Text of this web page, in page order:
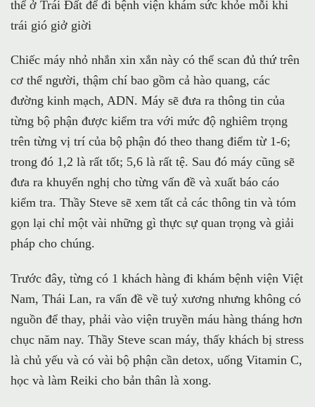
thể ở Trái Đất để đi bệnh viện khám sức khỏe mỗi khi
trái gió giở giời
Chiếc máy nhỏ nhắn xin xắn này có thể scan đủ thứ trên
cơ thể người, thậm chí bao gồm cả hào quang, các
đường kinh mạch, ADN. Máy sẽ đưa ra thông tin của
từng bộ phận được kiểm tra với mức độ nghiêm trọng
trên từng vị trí của bộ phận đó theo thang điểm từ 1-6;
trong đó 1,2 là rất tốt; 5,6 là rất tệ. Sau đó máy cũng sẽ
đưa ra khuyến nghị cho từng vấn đề và xuất báo cáo
kiểm tra. Thầy Steve sẽ xem tất cả các thông tin và tóm
gọn lại chỉ một vài những gì thực sự quan trọng và giải
pháp cho chúng.
Trước đây, từng có 1 khách hàng đi khám bệnh viện Việt
Nam, Thái Lan, ra vấn đề về tuỷ xương nhưng không có
nguồn để thay, phải vào viện truyền máu hàng tháng hơn
chục năm nay. Thầy Steve scan máy, thấy khách bị stress
là chủ yếu và có vài bộ phận cần detox, uống Vitamin C,
học và làm Reiki cho bản thân là xong.